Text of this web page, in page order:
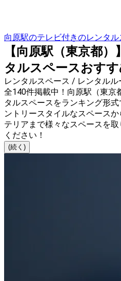
向原駅のテレビ付きのレンタル
【向原駅（東京都
タルスペースおす
レンタルスペース / レンタルル
全140件掲載中！向原駅（東京
タルスペースをランキング形
ントリースタイルなスペース
テリアまで様々なスペースを
ください！
(続く)